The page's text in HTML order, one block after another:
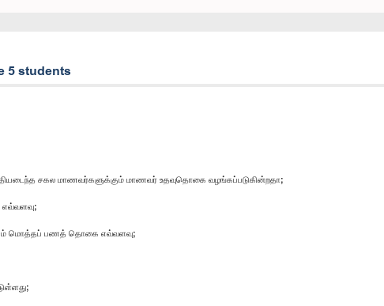
5 students
சகல மாணவர்களுக்கும் மாணவர் ​உதவுதொகை வழங்கப்படுகின்றதா;
மொத்தப் பணத் தொகை எவ்வளவு;